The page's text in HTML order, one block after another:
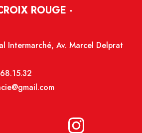
ROUGE -
Intermarché, Av. Marcel Delprat